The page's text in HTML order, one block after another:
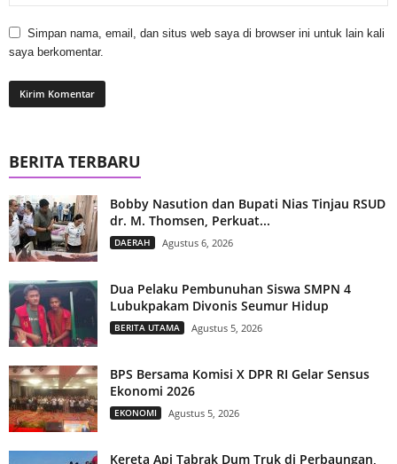
Simpan nama, email, dan situs web saya di browser ini untuk lain kali
saya berkomentar.
BERITA TERBARU
Bobby Nasution dan Bupati Nias Tinjau RSUD
dr. M. Thomsen, Perkuat...
DAERAH Agustus 6, 2026
Dua Pelaku Pembunuhan Siswa SMPN 4
Lubukpakam Divonis Seumur Hidup
BERITA UTAMA Agustus 5, 2026
BPS Bersama Komisi X DPR RI Gelar Sensus
Ekonomi 2026
EKONOMI Agustus 5, 2026
Kereta Api Tabrak Dum Truk di Perbaungan,